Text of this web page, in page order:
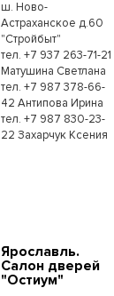
ш. Ново-
Астраханское д.60
"Стройбыт"
тел. +7 937 263-71-21
Матушина Светлана
тел. +7 987 378-66-
42 Антипова Ирина
тел. +7 987 830-23-
22 Захарчук Ксения
Ярославль.
Салон дверей
"Остиум"